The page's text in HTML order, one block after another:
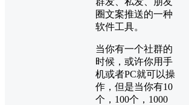
圈文案推送的一种
软件工具。
当你有一个社群的
时候，或许你用手
机或者PC就可以操
作，但是当你有10
个，100个，1000